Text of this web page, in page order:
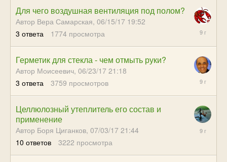
Для чего воздушная вентиляция под полом?
Автор Вера Самарская, 06/15/17 19:52
3 ответа 1774 просмотра
07/15/17
Герметик для стекла - чем отмыть руки?
Автор Моисеевич, 06/23/17 21:18
3 ответа 3759 просмотров
07/15/17
Целлюлозный утеплитель его состав и
применение
Автор Боря Циганков, 07/03/17 21:44
10 ответов 3222 просмотра
07/13/17